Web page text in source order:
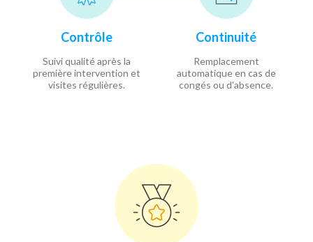
Contrôle
Suivi qualité après la
première intervention et
visites régulières.
Continuité
Remplacement
automatique en cas de
congés ou d'absence.